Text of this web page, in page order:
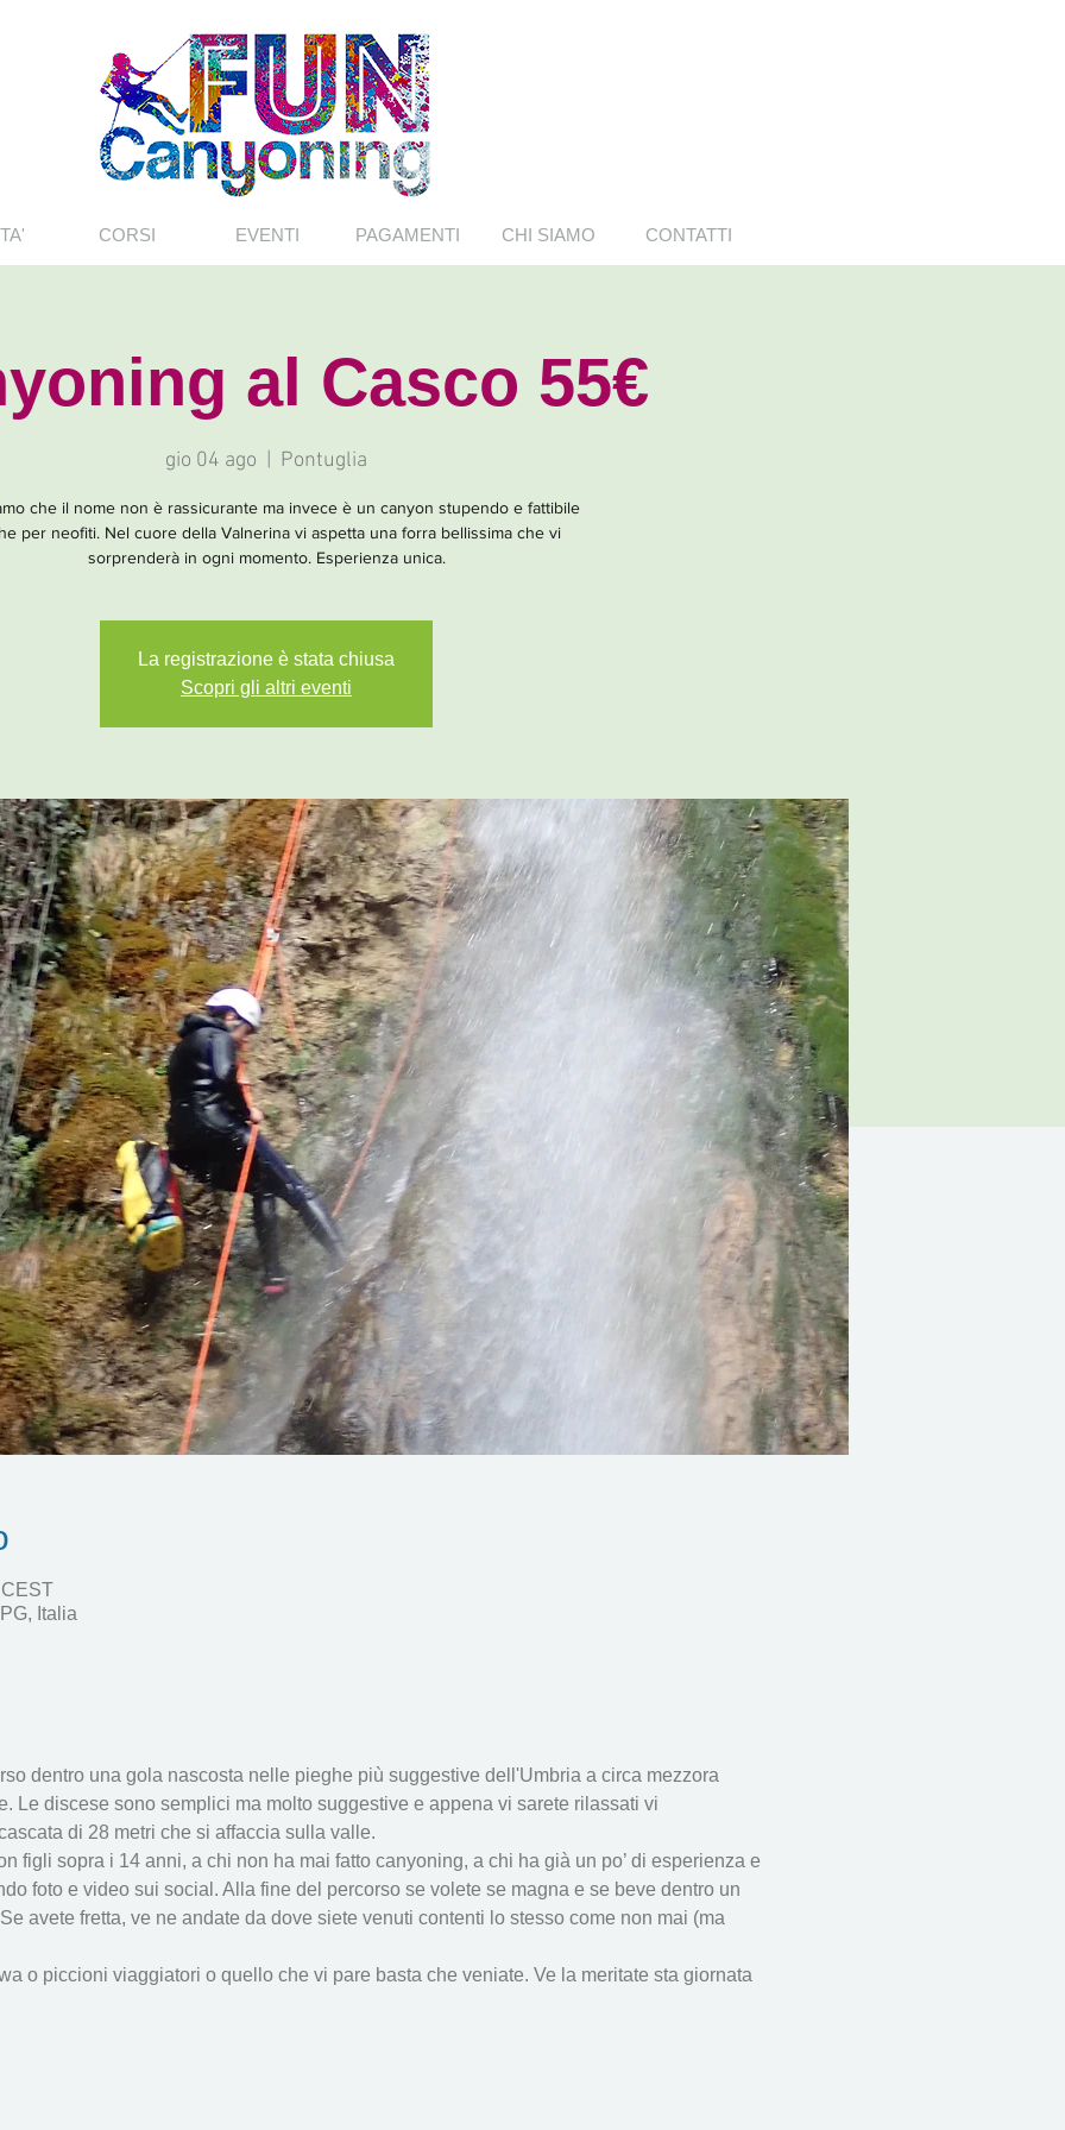
CORSI EVENTI PAGAMENTI CHI SIAMO CONTATTI
al Casco 55€
gio 04 ago
  |
Pontuglia
che il nome non è rassicurante ma invece è un canyon stupendo e fattibile
per neofiti. Nel cuore della Valnerina vi aspetta una forra bellissima che vi
sorprenderà in ogni momento. Esperienza unica.
La registrazione è stata chiusa
Scopri gli altri eventi
Italia
dentro una gola nascosta nelle pieghe più suggestive dell'Umbria a circa mezzora
Le discese sono semplici ma molto suggestive e appena vi sarete rilassati vi
di 28 metri che si affaccia sulla valle.
figli sopra i 14 anni, a chi non ha mai fatto canyoning, a chi ha già un po’ di esperienza e
foto e video sui social. Alla fine del percorso se volete se magna e se beve dentro un
avete fretta, ve ne andate da dove siete venuti contenti lo stesso come non mai (ma
o piccioni viaggiatori o quello che vi pare basta che veniate. Ve la meritate sta giornata